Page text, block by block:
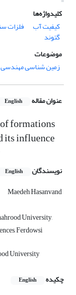
کلیدواژه‌ها
کیفیت آب
فلزات
گتوند
موضوعات
زمین شناسی مهندسی
عنوان مقاله English
formations
its influence
نویسندگان English
Maedeh Hasanvand
University,
Ferdowsi
University
چکیده
English